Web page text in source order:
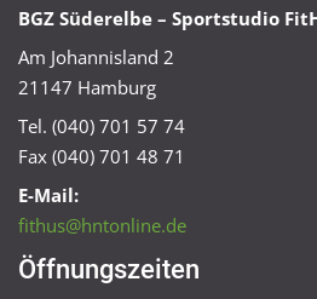
BGZ Süderelbe – Sportstudio
Am Johannisland 2
21147 Hamburg
Tel. (040) 701 57 74
Fax (040) 701 48 71
E-Mail:
fithus@hntonline.de
Öffnungszeiten